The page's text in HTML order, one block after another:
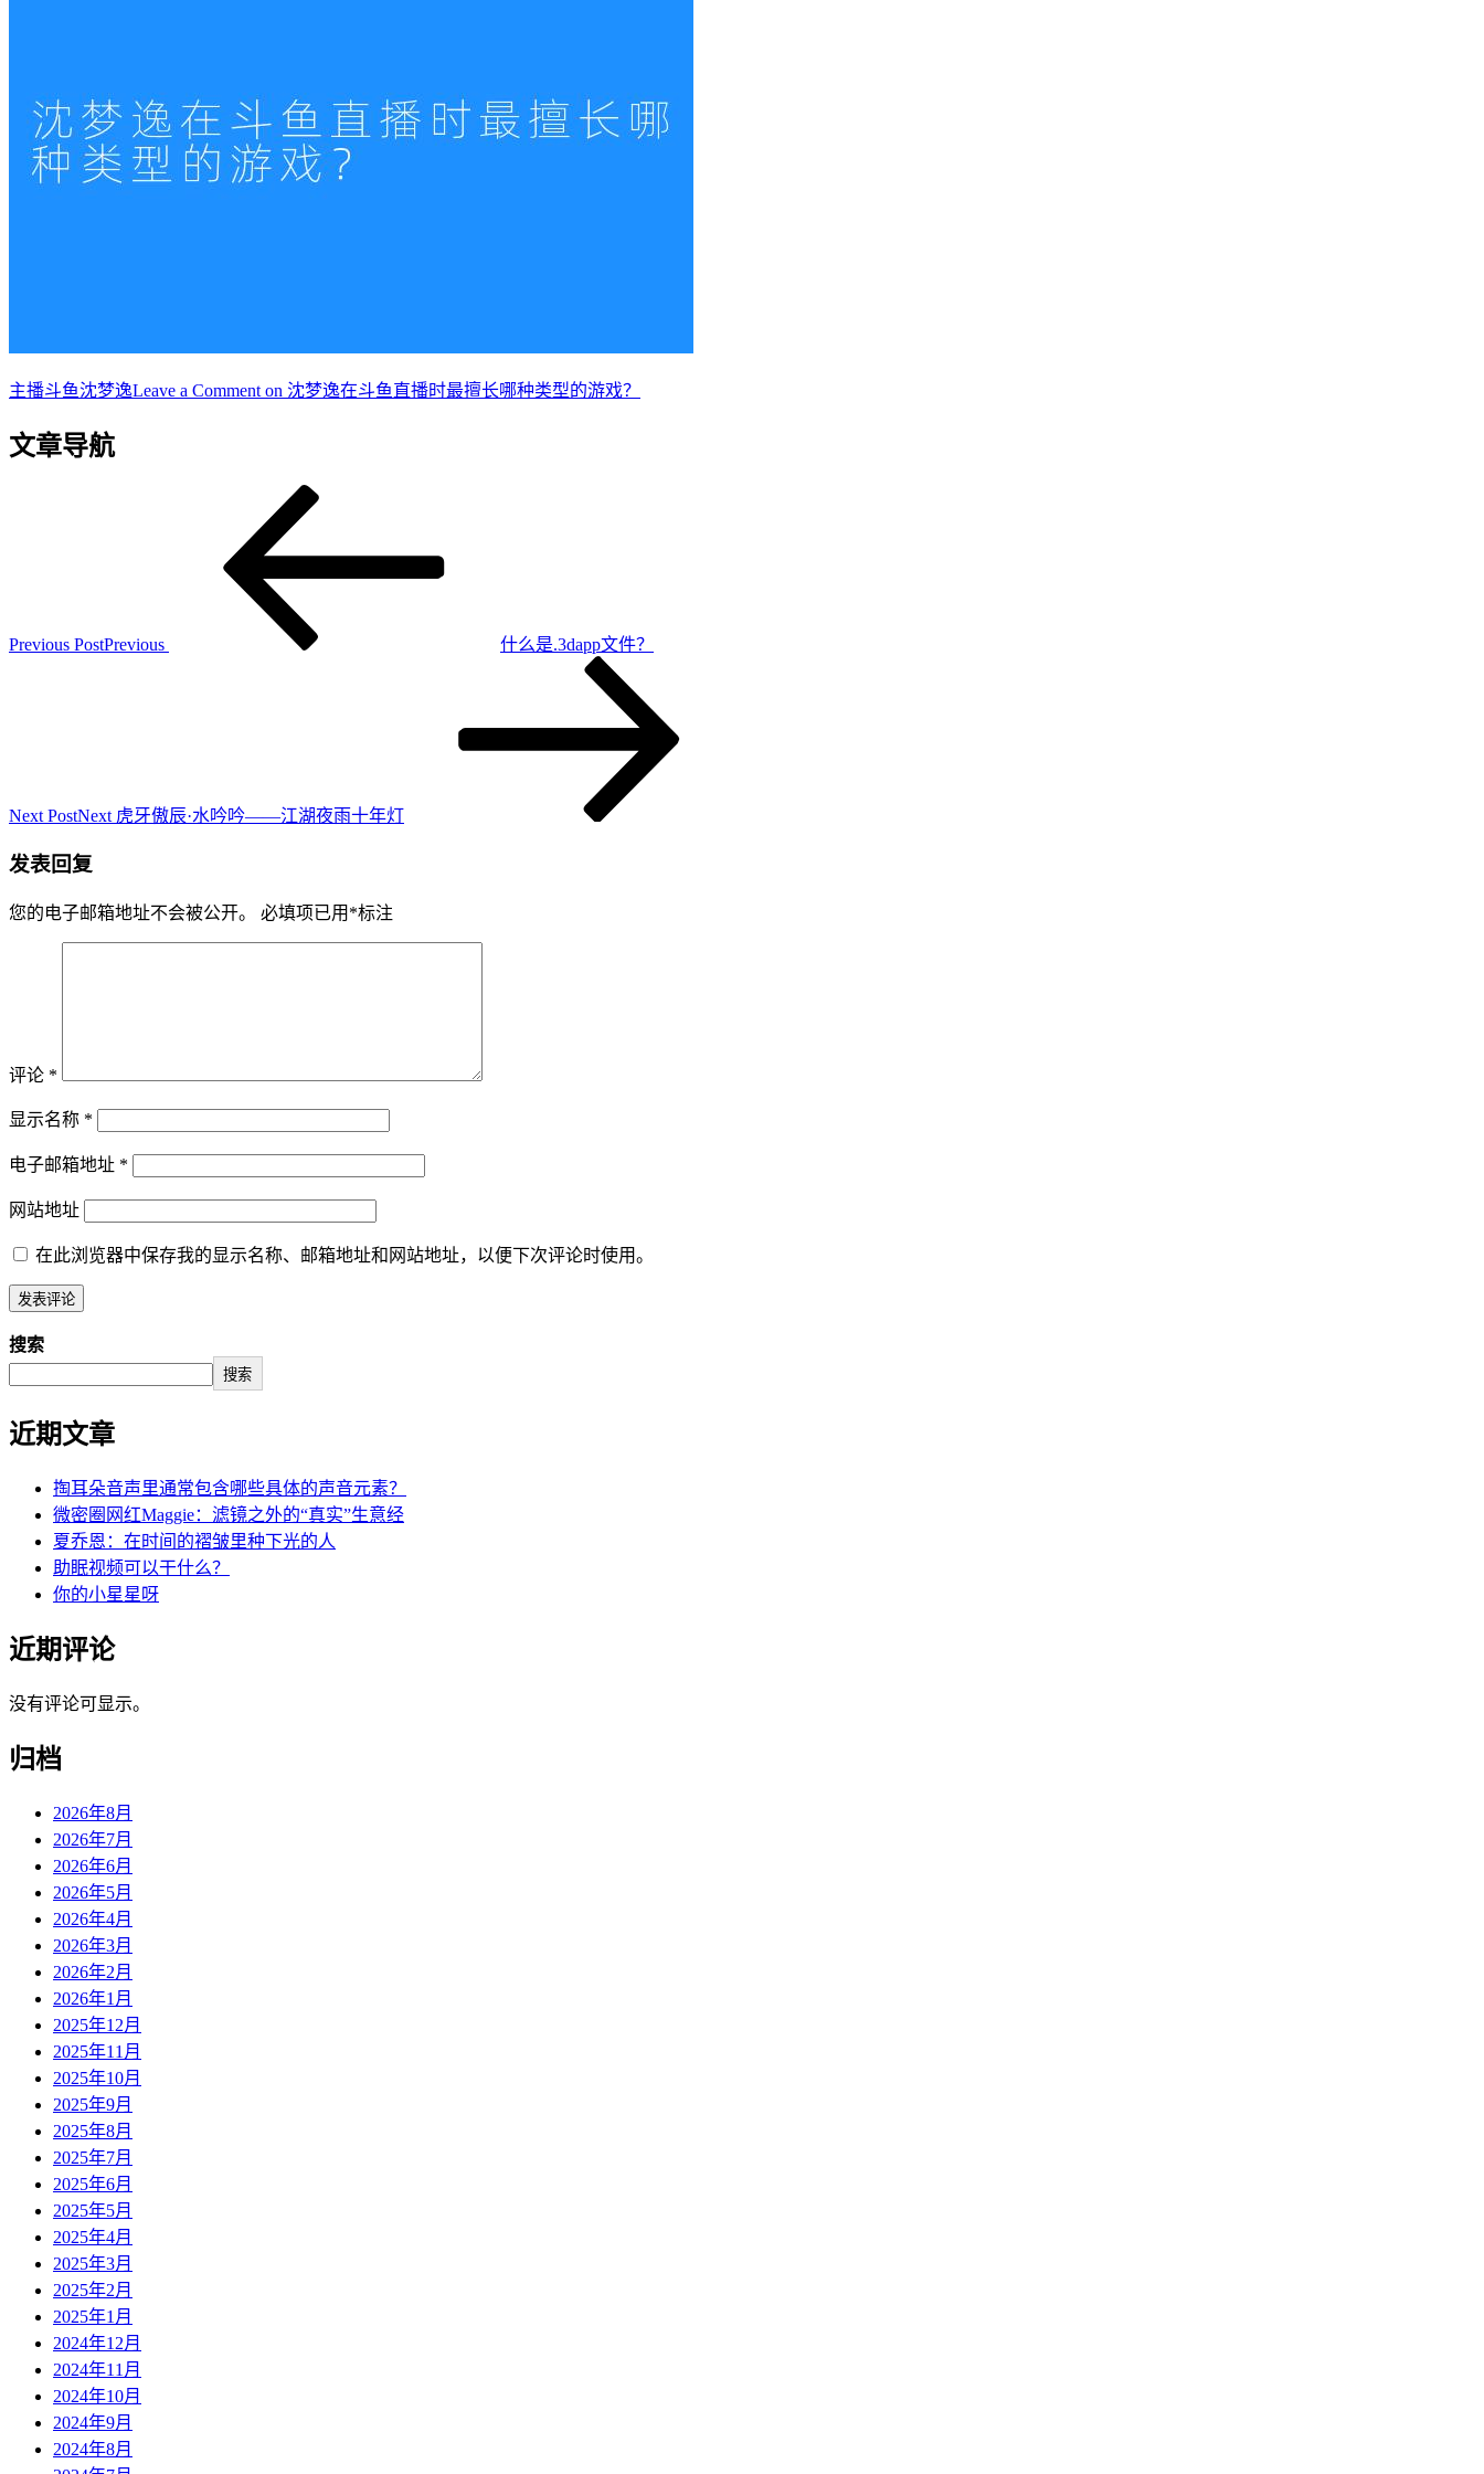
主播斗鱼沈梦逸Leave a Comment on 沈梦逸在斗鱼直播时最擅长哪种类型的游戏？
文章导航
Previous PostPrevious 什么是.3dapp文件？
Next PostNext 虎牙傲辰·水吟吟——江湖夜雨十年灯
发表回复
您的电子邮箱地址不会被公开。 必填项已用 *标注
评论 *
显示名称 *
电子邮箱地址 *
网站地址
在此浏览器中保存我的显示名称、邮箱地址和网站地址，以便下次评论时使用。
搜索
搜索
近期文章
掏耳朵音声里通常包含哪些具体的声音元素？
微密圈网红Maggie：滤镜之外的“真实”生意经
夏乔恩：在时间的褶皱里种下光的人
助眠视频可以干什么？
你的小星星呀
近期评论
没有评论可显示。
归档
2026年8月
2026年7月
2026年6月
2026年5月
2026年4月
2026年3月
2026年2月
2026年1月
2025年12月
2025年11月
2025年10月
2025年9月
2025年8月
2025年7月
2025年6月
2025年5月
2025年4月
2025年3月
2025年2月
2025年1月
2024年12月
2024年11月
2024年10月
2024年9月
2024年8月